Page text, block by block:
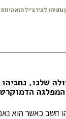
נתניהו לצ'רצ'יל הוא
שלנו, נתניהו
חשב כאשר הוא